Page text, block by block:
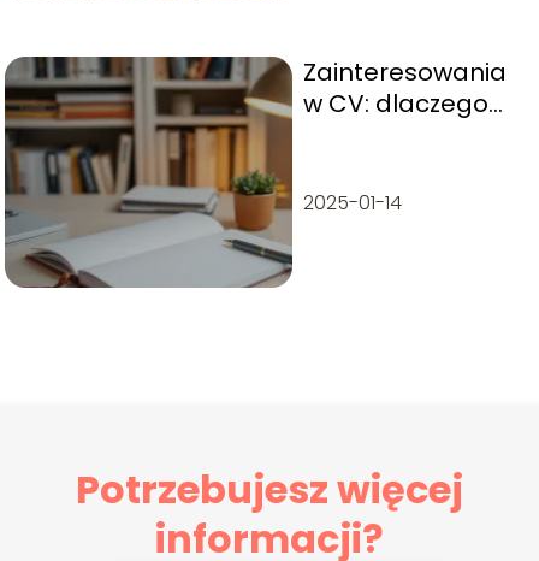
Zainteresowania
w CV: dlaczego
życiorysie?
2025-01-14
Potrzebujesz więcej
informacji?